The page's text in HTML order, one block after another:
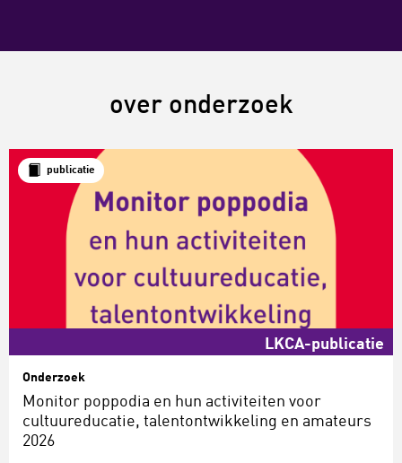
over onderzoek
publicatie
LKCA-publicatie
Onderzoek
Monitor poppodia en hun activiteiten voor
cultuureducatie, talentontwikkeling en amateurs
2026